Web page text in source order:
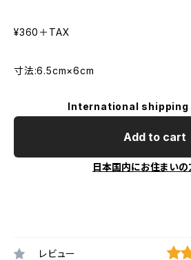
¥360＋TAX
寸法:6.5cm×6cm
International shipping
Add to cart
日本国内にお住まいの
レビュー